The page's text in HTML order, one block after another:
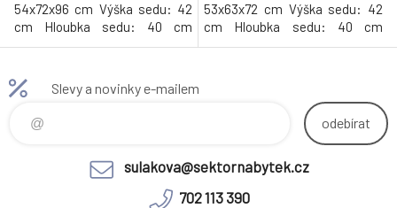
54x72x96 cm Výška sedu: 42
cm Hloubka sedu: 40 cm
Nosnost: 120 kg Možné
nebo Dema. Nosnost: 120 kg
Hmotnost: 4.2kg
53x63x72 cm Výška sedu: 42
cm Hloubka sedu: 40 cm
Nosnost: 150 kg Hmotnost:
Slevy a novinky e-mailem
odebírat
sulakova@sektornabytek.cz
702 113 390